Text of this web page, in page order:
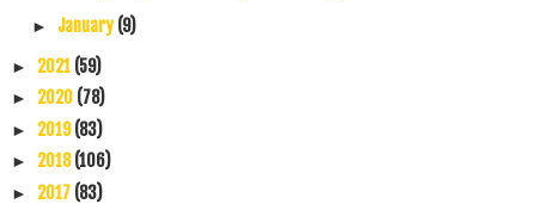
► January (9)
► 2021 (59)
► 2020 (78)
► 2019(83)
► 2018(106)
► 2017 (83)